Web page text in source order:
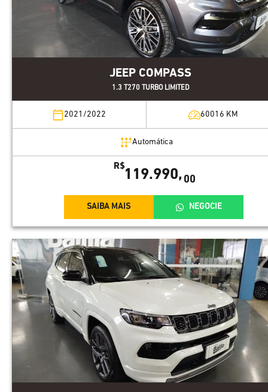
JEEP COMPASS
1.3 T270 TURBO LIMITED
2021/2022 60016 KM
Automática
R$
119.990, 00
SAIBA MAIS NEGOCIE